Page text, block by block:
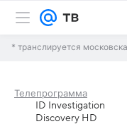
* транслируется
Телепрограмма
ID Investigation
Discovery HD